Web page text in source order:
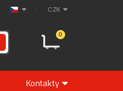
CZK
0
Kontakty